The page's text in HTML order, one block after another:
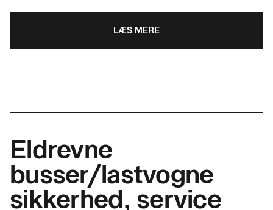
LÆS MERE
Eldrevne
busser/lastvogne
sikkerhed, service